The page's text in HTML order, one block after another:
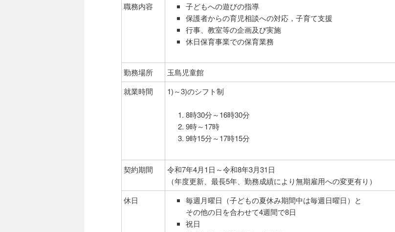
移
動
動
職務内容
子どもへの遊びの指導
保護者からの育児相談への対応，子育て支援
行事、教室等の企画及び実施
休日保育事業での保育業務
勤務場所
玉島児童館
就業時間
1)～3)のシフト制
8時30分～16時30分
9時～17時
9時15分～17時15分
契約期間
令和7年4月1日～令和8年3月31日
（年度更新、最長5年、勤務成績により無期雇用への変更有り）
休日
毎週月曜日（子どもの夏休み期間中は毎週日曜日）と
その他の日を合わせて4週間で8日
祝日